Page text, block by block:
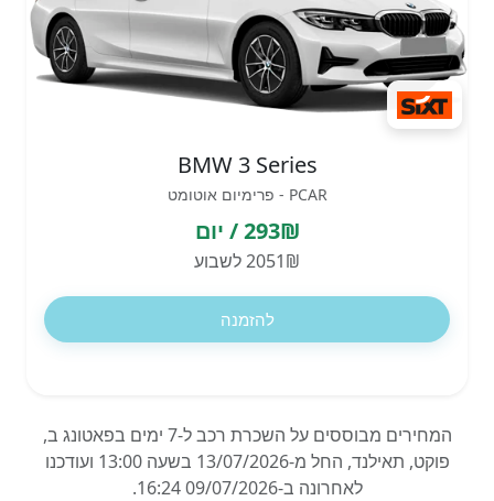
BMW 3 Series
PCAR - פרימיום אוטומט
293₪ / יום
2051₪ לשבוע
להזמנה
המחירים מבוססים על השכרת רכב ל-7 ימים בפאטונג ב,
פוקט, תאילנד, החל מ-13/07/2026 בשעה 13:00 ועודכנו
לאחרונה ב-09/07/2026 16:24.